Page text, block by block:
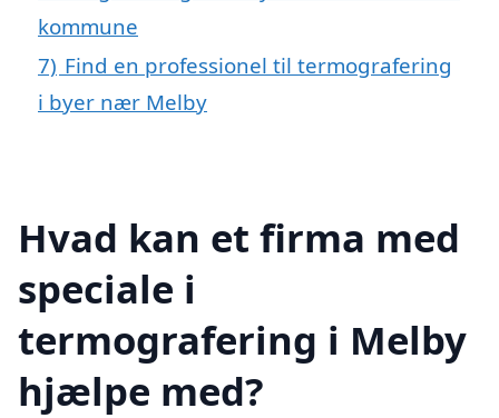
kommune
7) Find en professionel til termografering
i byer nær Melby
Hvad kan et firma med
speciale i
termografering i Melby
hjælpe med?